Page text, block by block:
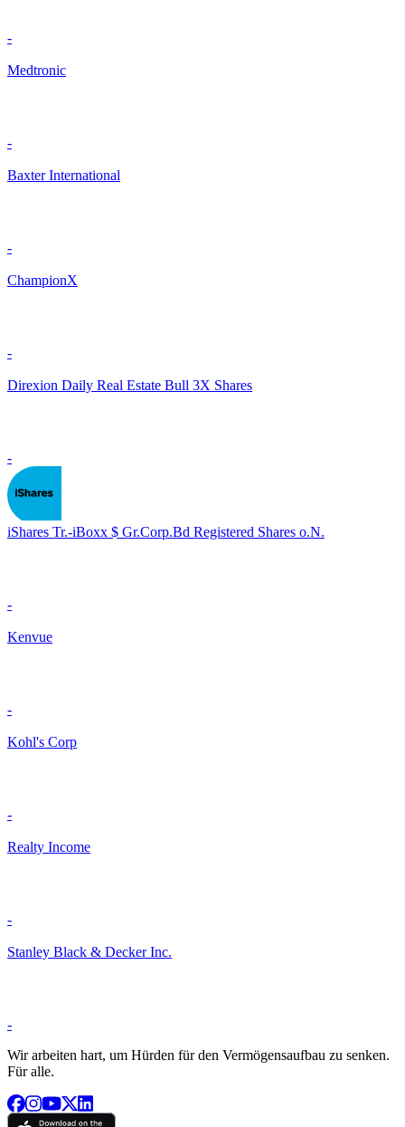
-
Medtronic
-
Baxter International
-
ChampionX
-
Direxion Daily Real Estate Bull 3X Shares
-
iShares Tr.-iBoxx $ Gr.Corp.Bd Registered Shares o.N.
-
Kenvue
-
Kohl's Corp
-
Realty Income
-
Stanley Black & Decker Inc.
-
Wir arbeiten hart, um Hürden für den Vermögensaufbau zu senken.
Für alle.